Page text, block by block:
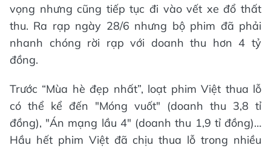
vọng nhưng cũng tiếp tục đi vào vết xe đổ thất
thu. Ra rạp ngày 28/6 nhưng bộ phim đã phải
nhanh chóng rời rạp với doanh thu hơn 4 tỷ
đồng.
Trước “Mùa hè đẹp nhất”, loạt phim Việt thua lỗ
có thể kể đến "Móng vuốt" (doanh thu 3,8 tỉ
đồng), "Án mạng lầu 4" (doanh thu 1,9 tỉ đồng)…
Hầu hết phim Việt đã chịu thua lỗ trong nhiều